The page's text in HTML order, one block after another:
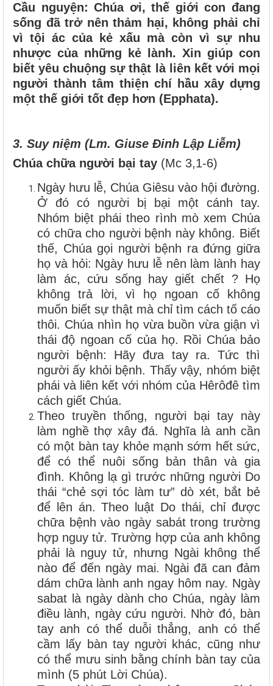
Cầu nguyện: Chúa ơi, thế giới con đang
sống đã trở nên thảm hại, không phải chỉ
vì tội ác của kẻ xấu mà còn vì sự nhu
nhược của những kẻ lành. Xin giúp con
biết yêu chuộng sự thật là liên kết với mọi
người thành tâm thiện chí hầu xây dựng
một thế giới tốt đẹp hơn (Epphata).
3. Suy niệm (Lm. Giuse Đinh Lập Liễm)
Chúa chữa người bại tay (Mc 3,1-6)
Ngày hưu lễ, Chúa Giêsu vào hội đường.
Ở đó có người bị bại một cánh tay.
Nhóm biệt phái theo rình mò xem Chúa
có chữa cho người bệnh này không. Biết
thế, Chúa gọi người bệnh ra đứng giữa
họ và hỏi: Ngày hưu lễ nên làm lành hay
làm ác, cứu sống hay giết chết ? Họ
không trả lời, vì họ ngoan cố không
muốn biết sự thật mà chỉ tìm cách tố cáo
thôi. Chúa nhìn họ vừa buồn vừa giận vì
thái độ ngoan cố của họ. Rồi Chúa bảo
người bệnh: Hãy đưa tay ra. Tức thì
người ấy khỏi bệnh. Thấy vậy, nhóm biệt
phái và liên kết với nhóm của Hêrôđê tìm
cách giết Chúa.
Theo truyền thống, người bại tay này
làm nghề thợ xây đá. Nghĩa là anh cần
có một bàn tay khỏe mạnh sớm hết sức,
để có thể nuôi sống bản thân và gia
đình. Không lạ gì trước những người Do
thái “chẻ sợi tóc làm tư” dò xét, bắt bẻ
để lên án. Theo luật Do thái, chỉ được
chữa bệnh vào ngày sabát trong trường
hợp nguy tử. Trường hợp của anh không
phải là nguy tử, nhưng Ngài không thể
nào để đến ngày mai. Ngài đã can đảm
dám chữa lành anh ngay hôm nay. Ngày
sabat là ngày dành cho Chúa, ngày làm
điều lành, ngày cứu người. Nhờ đó, bàn
tay anh có thể duỗi thẳng, anh có thể
cầm lấy bàn tay người khác, cũng như
có thể mưu sinh bằng chính bàn tay của
mình (5 phút Lời Chúa).